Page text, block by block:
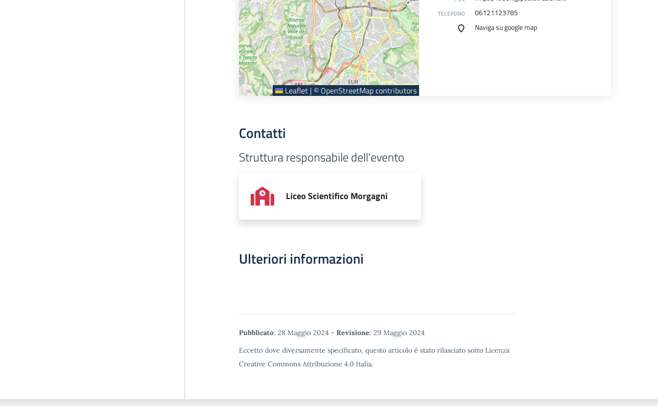
Leaflet | © OpenStreetMapcontributors
TELEFONO
06121123785
Naviga su google map
Contatti
Struttura responsabile dell'evento
Liceo Scientifico Morgagni
Ulteriori informazioni
Metadata
Pubblicato: 28 Maggio 2024 - Revisione: 29 Maggio 2024
Eccetto dove diversamente specificato, questo articolo è stato rilasciato sotto Licenza
Creative Commons Attribuzione 4.0 Italia.